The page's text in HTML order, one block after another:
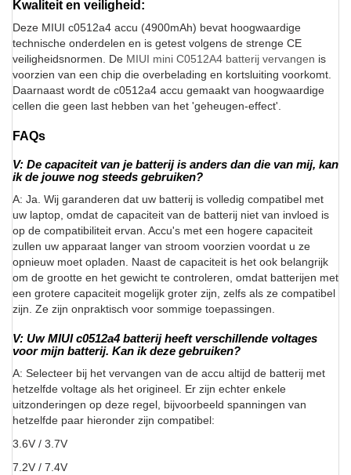
Kwaliteit en veiligheid:
Deze MIUI c0512a4 accu (4900mAh) bevat hoogwaardige
technische onderdelen en is getest volgens de strenge CE
veiligheidsnormen. De MIUI mini C0512A4 batterij vervangen is
voorzien van een chip die overbelading en kortsluiting voorkomt.
Daarnaast wordt de c0512a4 accu gemaakt van hoogwaardige
cellen die geen last hebben van het 'geheugen-effect'.
FAQs
V: De capaciteit van je batterij is anders dan die van mij, kan
ik de jouwe nog steeds gebruiken?
A: Ja. Wij garanderen dat uw batterij is volledig compatibel met
uw laptop, omdat de capaciteit van de batterij niet van invloed is
op de compatibiliteit ervan. Accu's met een hogere capaciteit
zullen uw apparaat langer van stroom voorzien voordat u ze
opnieuw moet opladen. Naast de capaciteit is het ook belangrijk
om de grootte en het gewicht te controleren, omdat batterijen met
een grotere capaciteit mogelijk groter zijn, zelfs als ze compatibel
zijn. Ze zijn onpraktisch voor sommige toepassingen.
V: Uw MIUI c0512a4 batterij heeft verschillende voltages
voor mijn batterij. Kan ik deze gebruiken?
A: Selecteer bij het vervangen van de accu altijd de batterij met
hetzelfde voltage als het origineel. Er zijn echter enkele
uitzonderingen op deze regel, bijvoorbeeld spanningen van
hetzelfde paar hieronder zijn compatibel:
3.6V / 3.7V
7.2V / 7.4V